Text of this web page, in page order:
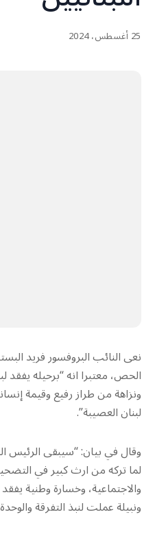
25 أغسطس، 2024
نعى النائب البروفسور فريد
الحص، معتبرا انه “برحيله يفقد
ونزاهة من طراز رفيع وقيمة
لبنان العصيبة”.
وقال في بيان: “سيبقى الرئيس
لما تركه من ارث كبير في
والاجتماعية، وخسارة وطنية
ونبيلة عملت لنبذ التفرقة